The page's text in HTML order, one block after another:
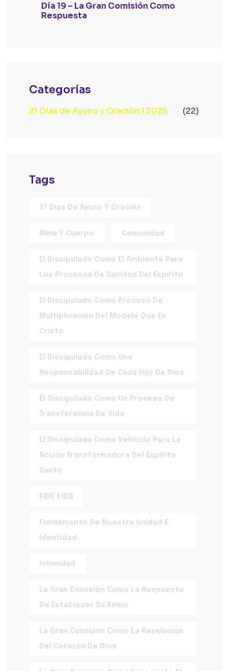
Día 19 – La Gran Comisión Como
Respuesta
Categorías
21 Días de Ayuno y Oración I 2025 (22)
Tags
21 Días De Ayuno Y Oración
Alma Y Cuerpo Comunidad
El Discipulado Como El Ambiente Para
Los Procesos De Sanidad Del Espíritu
El Discipulado Como Proceso De
Multiplicación Del Modelo Que Es
Cristo
El Discipulado Como Una
Responsabilidad De Cada Hijo De Dios
El Discipulado Como Un Proceso De
Transferencia De Vida
El Discipulado Como Vehículo Para La
Acción Transformadora Del Espíritu
Santo
FIDE KIDS
Fundamento De Nuestra Unidad E
Identidad
Intimidad
La Gran Comisión Como La Respuesta
De Establecer Su Reino
La Gran Comisión Como La Revelación
Del Corazón De Dios